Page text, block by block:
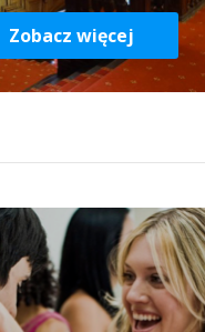
Zobacz więcej